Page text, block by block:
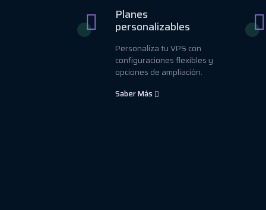
Planes
personalizables
Personaliza tu VPS con
configuraciones flexibles y
opciones de ampliación.
Saber Más